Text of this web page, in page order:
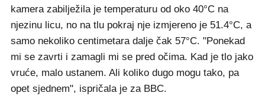
kamera zabilježila je temperaturu od oko 40°C na
njezinu licu, no na tlu pokraj nje izmjereno je 51.4°C, a
samo nekoliko centimetara dalje čak 57°C. "Ponekad
mi se zavrti i zamagli mi se pred očima. Kad je tlo jako
vruće, malo ustanem. Ali koliko dugo mogu tako, pa
opet sjednem", ispričala je za BBC.